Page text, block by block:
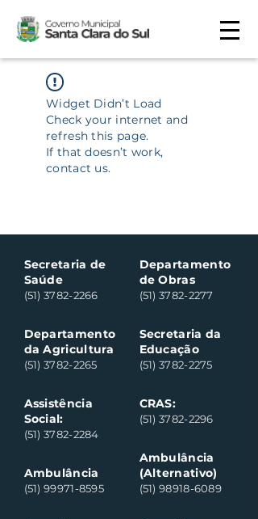
Widget Didn’t Load
Check your internet and
refresh this page.
If that doesn’t work,
contact us.
Secretaria de
Saúde
(51) 3782-2266
Departamento
da Agricultura
(51) 3782-2265
Assistência
Social:
(51) 3782-2284
Ambulância
(51) 99971-8595
Departamento
de Obras
(51) 3782-2277
Secretaria da
Educação
(51) 3782-2275
CRAS:
(51) 3782-2296
Ambulância
(Alternativo)
(51) 98918-6089